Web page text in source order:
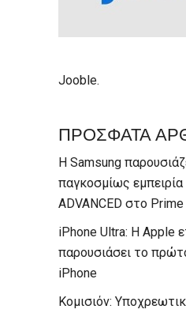
Jooble.
ΠΡΟΣΦΑΤΑ
Η Samsung
παγκοσμίως
ADVANCED στο
iPhone Ultra: Η Apple
παρουσιάσει το
iPhone
Κομισιόν: